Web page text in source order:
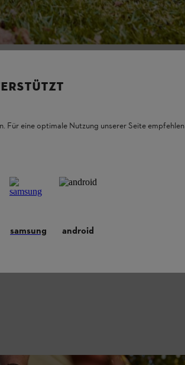
Für eine optimale Nutzung unserer Seite empfehlen
samsung android